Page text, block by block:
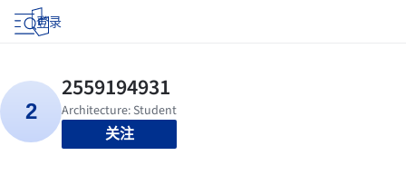
登录
关注